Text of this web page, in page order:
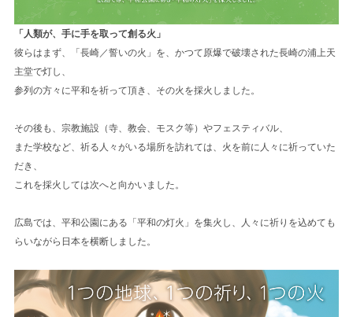
「人類が、手に手を取って創る火」
彼らはまず、「長崎／誓いの火」を、かつて原爆で破壊された長崎の浦上天
主堂で灯し、
参列の方々に平和を祈って頂き、その火を採火しました。
その後も、宗教施設（寺、教会、モスク等）やフェスティバル、
また学校など、祈る人々がいる場所を訪れては、火を前に人々に祈っていた
だき、
これを採火しては次へと向かいました。
広島では、平和公園にある「平和の灯火」を集火し、人々に祈りを込めても
らいながら日本を横断しました。